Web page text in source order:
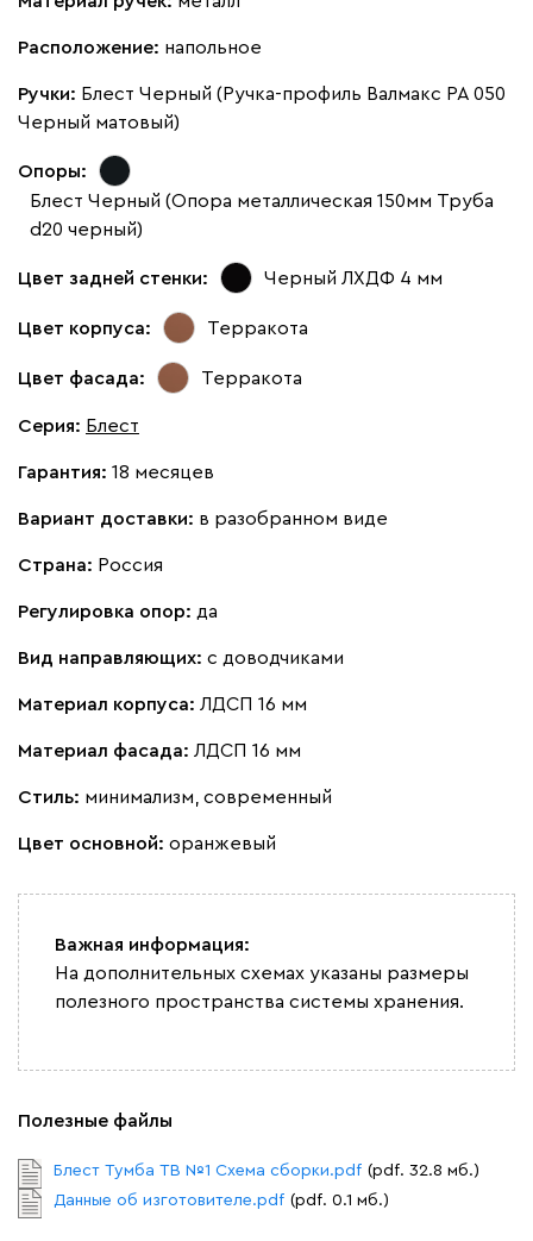
Расположение: напольное
Ручки: Блест Черный (Ручка-профиль Валмакс PA 050
Черный матовый)
Опоры:
Блест Черный (Опора металлическая 150мм Труба
d20 черный)
Цвет задней стенки: Черный ЛХДФ 4 мм
Цвет корпуса: Терракота
Цвет фасада: Терракота
Серия: Блест
Гарантия: 18 месяцев
Вариант доставки: в разобранном виде
Страна: Россия
Регулировка опор: да
Вид направляющих: с доводчиками
Материал корпуса: ЛДСП 16 мм
Материал фасада: ЛДСП 16 мм
Стиль: минимализм, современный
Цвет основной: оранжевый
Важная информация:
На дополнительных схемах указаны размеры
полезного пространства системы хранения.
Полезные файлы
Блест Тумба ТВ №1 Схема сборки.pdf (pdf. 32.8 мб.)
Данные об изготовителе.pdf (pdf. 0.1 мб.)